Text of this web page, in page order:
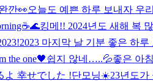
깐👀오늘도 예쁜 하루 보내자 우
🌊킹메!! 2024년도 새해 복
2023 마지막 날 기분 좋은 하루
the one🖤쉽지 않네…..💦좋은 아
よ 幸せでした !단모닝☀️23년도가